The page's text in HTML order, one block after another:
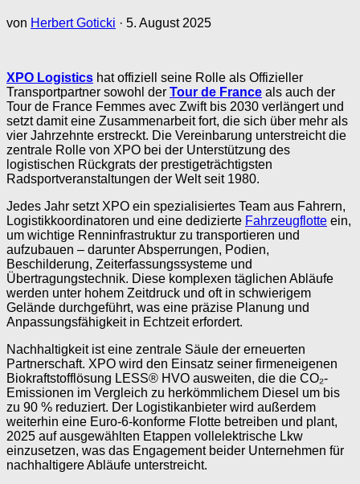
von Herbert Goticki · 5. August 2025
XPO Logistics hat offiziell seine Rolle als Offizieller
Transportpartner sowohl der Tour de France als auch der
Tour de France Femmes avec Zwift bis 2030 verlängert und
setzt damit eine Zusammenarbeit fort, die sich über mehr als
vier Jahrzehnte erstreckt. Die Vereinbarung unterstreicht die
zentrale Rolle von XPO bei der Unterstützung des
logistischen Rückgrats der prestigeträchtigsten
Radsportveranstaltungen der Welt seit 1980.
Jedes Jahr setzt XPO ein spezialisiertes Team aus Fahrern,
Logistikkoordinatoren und eine dedizierte Fahrzeugflotte ein,
um wichtige Renninfrastruktur zu transportieren und
aufzubauen – darunter Absperrungen, Podien,
Beschilderung, Zeiterfassungssysteme und
Übertragungstechnik. Diese komplexen täglichen Abläufe
werden unter hohem Zeitdruck und oft in schwierigem
Gelände durchgeführt, was eine präzise Planung und
Anpassungsfähigkeit in Echtzeit erfordert.
Nachhaltigkeit ist eine zentrale Säule der erneuerten
Partnerschaft. XPO wird den Einsatz seiner firmeneigenen
Biokraftstofflösung LESS® HVO ausweiten, die die CO₂-
Emissionen im Vergleich zu herkömmlichem Diesel um bis
zu 90 % reduziert. Der Logistikanbieter wird außerdem
weiterhin eine Euro-6-konforme Flotte betreiben und plant,
2025 auf ausgewählten Etappen vollelektrische Lkw
einzusetzen, was das Engagement beider Unternehmen für
nachhaltigere Abläufe unterstreicht.